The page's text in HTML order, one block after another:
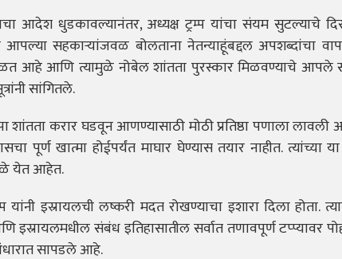
आदेश धुडकावल्यानंतर, अध्यक्ष ट्रम्प यांचा संयम सुटल्याचे
आपल्या सहकाऱ्यांजवळ बोलताना नेतन्याहूंबद्दल अपशब्दांचा
आहे आणि त्यामुळे नोबेल शांतता पुरस्कार मिळवण्याचे आपले
सांगितले.
शांतता करार घडवून आणण्यासाठी मोठी प्रतिष्ठा पणाला लावली
पूर्ण खात्मा होईपर्यंत माघार घेण्यास तयार नाहीत.
येत आहेत.
यांनी इस्रायलची लष्करी मदत रोखण्याचा इशारा दिला
इस्रायलमधील संबंध इतिहासातील सर्वात तणावपूर्ण टप्प्यावर
सापडले आहे.